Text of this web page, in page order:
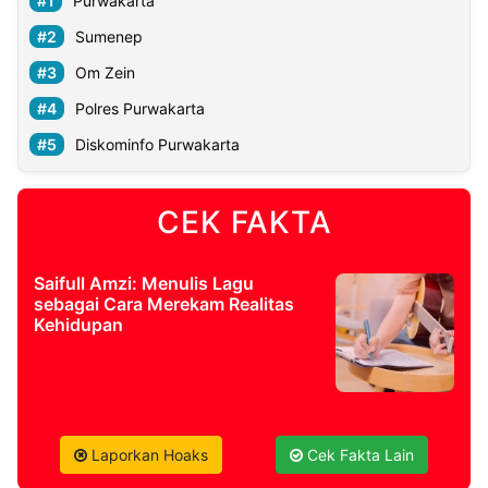
Sumenep
Om Zein
Polres Purwakarta
Diskominfo Purwakarta
CEK FAKTA
Saifull Amzi: Menulis Lagu
sebagai Cara Merekam Realitas
Kehidupan
Laporkan Hoaks Cek Fakta Lain